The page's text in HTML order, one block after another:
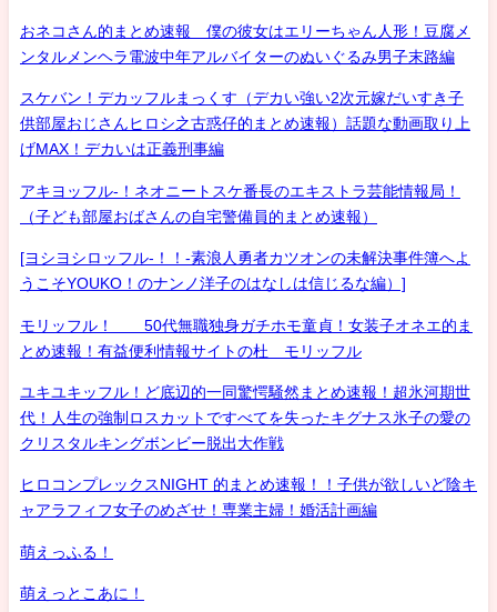
おネコさん的まとめ速報 僕の彼女はエリーちゃん人形！豆腐メ
ンタルメンヘラ電波中年アルバイターのぬいぐるみ男子末路編
スケバン！デカッフルまっくす（デカい強い2次元嫁だいすき子
供部屋おじさんヒロシ之古惑仔的まとめ速報）話題な動画取り上
げMAX！デカいは正義刑事編
アキヨッフル-！ネオニートスケ番長のエキストラ芸能情報局！
（子ども部屋おばさんの自宅警備員的まとめ速報）
[ヨシヨシロッフル-！！-素浪人勇者カツオンの未解決事件簿へよ
うこそYOUKO！のナンノ洋子のはなしは信じるな編）]
モリッフル！ 50代無職独身ガチホモ童貞！女装子オネエ的ま
とめ速報！有益便利情報サイトの杜 モリッフル
ユキユキッフル！ど底辺的一同驚愕騒然まとめ速報！超氷河期世
代！人生の強制ロスカットですべてを失ったキグナス氷子の愛の
クリスタルキングボンビー脱出大作戦
ヒロコンプレックスNIGHT 的まとめ速報！！子供が欲しいど陰キ
ャアラフィフ女子のめざせ！専業主婦！婚活計画編
萌えっふる！
萌えっとこあに！